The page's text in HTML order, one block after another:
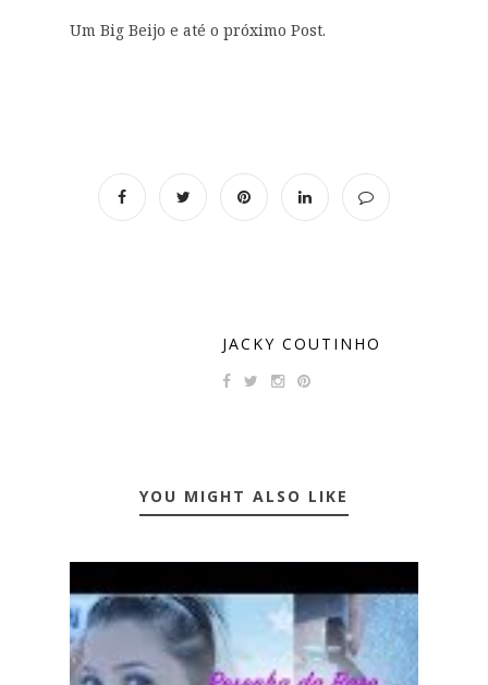
Um Big Beijo e até o próximo Post.
JACKY COUTINHO
YOU MIGHT ALSO LIKE